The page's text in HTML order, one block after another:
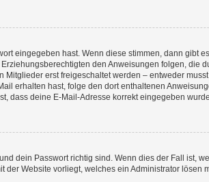
eingegeben hast. Wenn diese stimmen, dann gibt
den Anweisungen folgen, die
erst freigeschaltet werden – entweder
erhalten hast, folge den dort enthaltenen
dass deine E-Mail-Adresse korrekt eingegeben
dein Passwort richtig sind. Wenn dies der Fall ist,
Website vorliegt, welches ein Administrator lösen